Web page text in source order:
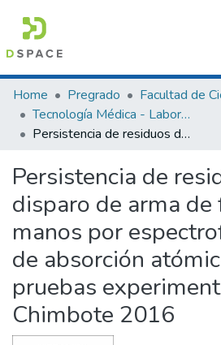
Communities & Collections
All of DSpace
Home Pregrado
Tecnología Médica - Laboratorio Clínico y Anatomía Patológica
Persistencia de residuos de disparo de arma de fuego en manos por espectrofotometría de absorción atómica en pruebas experimentales - Chimbote 2016
Persistencia de
disparo de arma de
manos por
de absorción
pruebas
Chimbote 2016